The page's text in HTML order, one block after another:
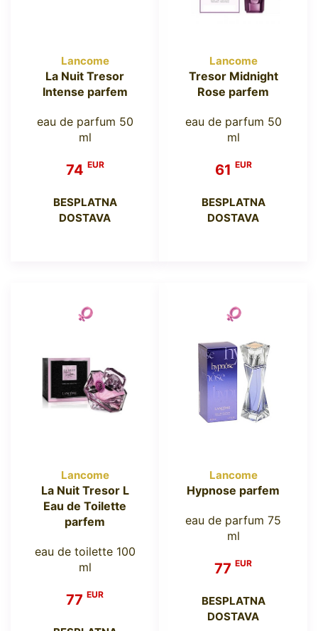
Lancome
La Nuit Tresor
Intense parfem
eau de parfum 50
ml
74 EUR
BESPLATNA
DOSTAVA
Lancome
Tresor Midnight
Rose parfem
eau de parfum 50
ml
61 EUR
BESPLATNA
DOSTAVA
Lancome
La Nuit Tresor L
Eau de Toilette
parfem
eau de toilette 100
ml
77 EUR
Lancome
Hypnose parfem
eau de parfum 75
ml
77 EUR
BESPLATNA
DOSTAVA